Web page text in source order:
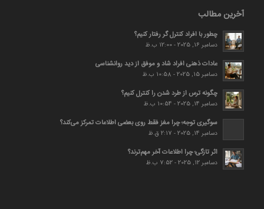
آخرین مطالب
چطور با افراد کنترل گر رفتار کنیم؟
دسامبر 16, 2025 - 12:00 ب.ظ
عادات ذهنی افراد شاد و موفق از دید روانشناسی
دسامبر 15, 2025 - 10:58 ب.ظ
چگونه ترس از طرد شدن را کنترل کنیم؟
دسامبر 14, 2025 - 10:54 ب.ظ
سوگیری توجه؛ چرا مغز فقط روی بعضی اطلاعات تمرکز می‌کند؟
دسامبر 14, 2025 - 2:17 ق.ظ
اثر تازگی؛ چرا اطلاعات آخر مهم‌ترند؟
دسامبر 12, 2025 - 7:52 ب.ظ